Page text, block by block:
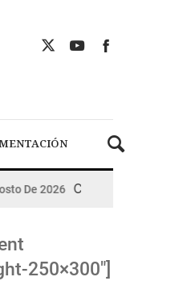
2026 COMBUSTIBLES: la
250×300″]